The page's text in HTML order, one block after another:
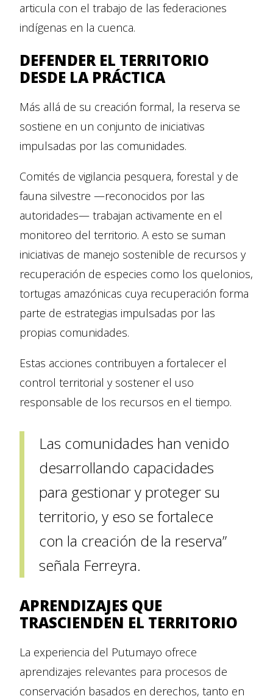
articula con el trabajo de las federaciones
indígenas en la cuenca.
DEFENDER EL TERRITORIO
DESDE LA PRÁCTICA
Más allá de su creación formal, la reserva se
sostiene en un conjunto de iniciativas
impulsadas por las comunidades.
Comités de vigilancia pesquera, forestal y de
fauna silvestre —reconocidos por las
autoridades— trabajan activamente en el
monitoreo del territorio. A esto se suman
iniciativas de manejo sostenible de recursos y
recuperación de especies como los quelonios,
tortugas amazónicas cuya recuperación forma
parte de estrategias impulsadas por las
propias comunidades.
Estas acciones contribuyen a fortalecer el
control territorial y sostener el uso
responsable de los recursos en el tiempo.
Las comunidades han venido
desarrollando capacidades
para gestionar y proteger su
territorio, y eso se fortalece
con la creación de la reserva”
señala Ferreyra.
APRENDIZAJES QUE
TRASCIENDEN EL TERRITORIO
La experiencia del Putumayo ofrece
aprendizajes relevantes para procesos de
conservación basados en derechos, tanto en